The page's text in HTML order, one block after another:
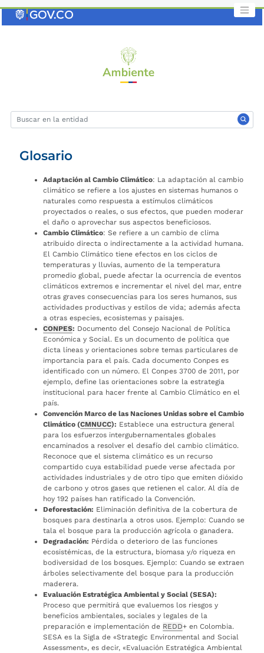
Glosario
Adaptación al Cambio Climático: La adaptación al cambio
climático se refiere a los ajustes en sistemas humanos o
naturales como respuesta a estímulos climáticos
proyectados o reales, o sus efectos, que pueden moderar
el daño o aprovechar sus aspectos beneficiosos.
Cambio Climático: Se refiere a un cambio de clima
atribuido directa o indirectamente a la actividad humana.
El Cambio Climático tiene efectos en los ciclos de
temperaturas y lluvias, aumento de la temperatura
promedio global, puede afectar la ocurrencia de eventos
climáticos extremos e incrementar el nivel del mar, entre
otras graves consecuencias para los seres humanos, sus
actividades productivas y estilos de vida; además afecta
a otras especies, ecosistemas y paisajes.
CONPES: Documento del Consejo Nacional de Política
Económica y Social. Es un documento de política que
dicta líneas y orientaciones sobre temas particulares de
importancia para el país. Cada documento Conpes es
identificado con un número. El Conpes 3700 de 2011, por
ejemplo, define las orientaciones sobre la estrategia
institucional para hacer frente al Cambio Climático en el
país.
Convención Marco de las Naciones Unidas sobre el Cambio
Climático (CMNUCC): Establece una estructura general
para los esfuerzos intergubernamentales globales
encaminados a resolver el desafío del cambio climático.
Reconoce que el sistema climático es un recurso
compartido cuya estabilidad puede verse afectada por
actividades industriales y de otro tipo que emiten dióxido
de carbono y otros gases que retienen el calor. Al día de
hoy 192 países han ratificado la Convención.
Deforestación: Eliminación definitiva de la cobertura de
bosques para destinarla a otros usos. Ejemplo: Cuando se
tala el bosque para la producción agrícola o ganadera.
Degradación: Pérdida o deterioro de las funciones
ecosistémicas, de la estructura, biomasa y/o riqueza en
bodiversidad de los bosques. Ejemplo: Cuando se extraen
árboles selectivamente del bosque para la producción
maderera.
Evaluación Estratégica Ambiental y Social (SESA):
Proceso que permitirá que evaluemos los riesgos y
beneficios ambientales, sociales y legales de la
preparación e implementación de REDD+ en Colombia.
SESA es la Sigla de «Strategic Environmental and Social
Assessment», es decir, «Evaluación Estratégica Ambiental